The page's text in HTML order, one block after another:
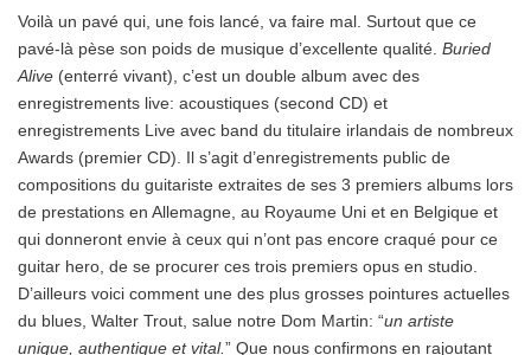
Voilà un pavé qui, une fois lancé, va faire mal. Surtout que ce
pavé-là pèse son poids de musique d’excellente qualité. Buried
Alive (enterré vivant), c’est un double album avec des
enregistrements live: acoustiques (second CD) et
enregistrements Live avec band du titulaire irlandais de nombreux
Awards (premier CD). Il s’agit d’enregistrements public de
compositions du guitariste extraites de ses 3 premiers albums lors
de prestations en Allemagne, au Royaume Uni et en Belgique et
qui donneront envie à ceux qui n’ont pas encore craqué pour ce
guitar hero, de se procurer ces trois premiers opus en studio.
D’ailleurs voici comment une des plus grosses pointures actuelles
du blues, Walter Trout, salue notre Dom Martin: “un artiste
unique, authentique et vital.” Que nous confirmons en rajoutant